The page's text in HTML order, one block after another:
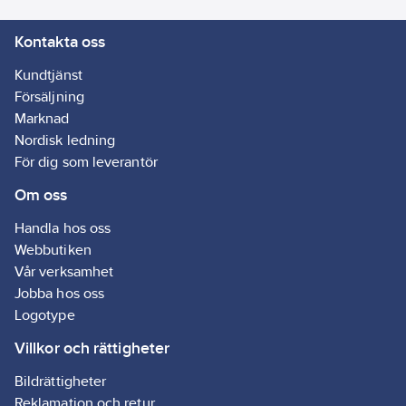
Kontakta oss
Kundtjänst
Försäljning
Marknad
Nordisk ledning
För dig som leverantör
Om oss
Handla hos oss
Webbutiken
Vår verksamhet
Jobba hos oss
Logotype
Villkor och rättigheter
Bildrättigheter